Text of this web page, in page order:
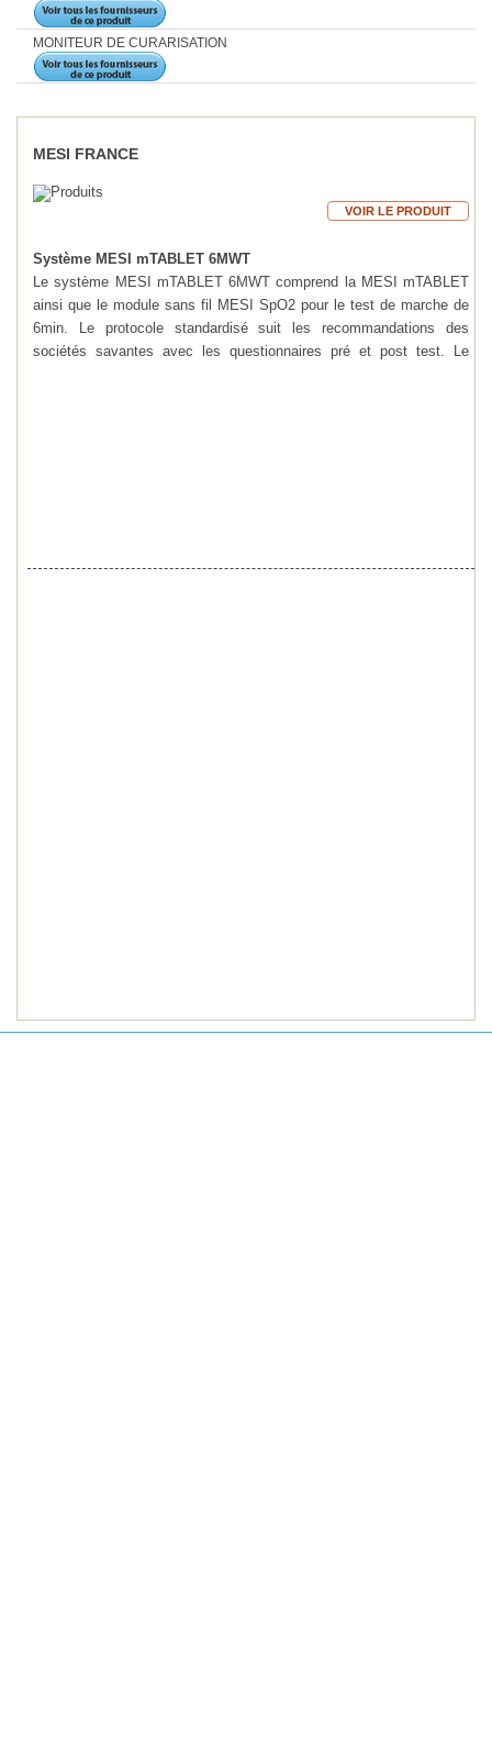
MONITEUR DE CURARISATION
MESI FRANCE
VOIR LE PRODUIT
Système MESI mTABLET 6MWT
Le système MESI mTABLET 6MWT comprend la MESI mTABLET
ainsi que le module sans fil MESI SpO2 pour le test de marche de
6min. Le protocole standardisé suit les recommandations des
sociétés savantes avec les questionnaires pré et post test. Le